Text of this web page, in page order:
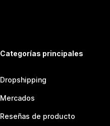
Categorías principales
Dropshipping
Mercados
Reseñas de producto